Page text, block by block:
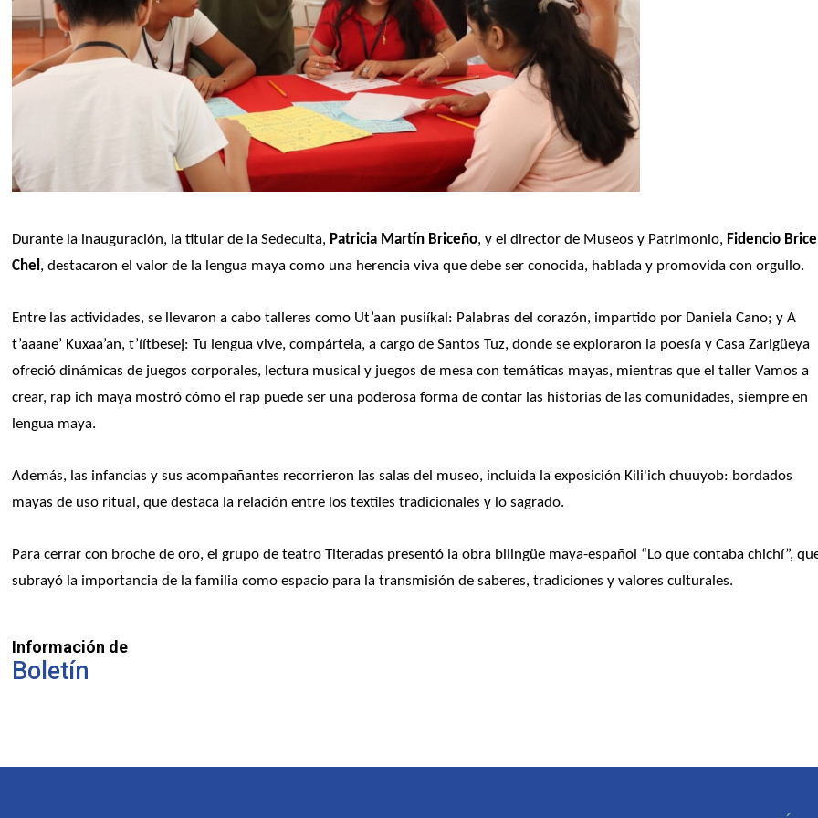
Durante la inauguración, la titular de la Sedeculta, Patricia Martín Briceño, y el director de Museos y Patrimonio, Fidencio
Chel, destacaron el valor de la lengua maya como una herencia viva que debe ser conocida, hablada y promovida con orgullo.
Entre las actividades, se llevaron a cabo talleres como Ut’aan pusiíkal: Palabras del corazón, impartido por Daniela Cano; y A
t’aaane’ Kuxaa’an, t’íítbesej: Tu lengua vive, compártela, a cargo de Santos Tuz, donde se exploraron la poesía y Casa Zarigüeya
ofreció dinámicas de juegos corporales, lectura musical y juegos de mesa con temáticas mayas, mientras que el taller Vamos a
crear, rap ich maya mostró cómo el rap puede ser una poderosa forma de contar las historias de las comunidades, siempre en
lengua maya.
Además, las infancias y sus acompañantes recorrieron las salas del museo, incluida la exposición Kili'ich chuuyob: bordados
mayas de uso ritual, que destaca la relación entre los textiles tradicionales y lo sagrado.
Para cerrar con broche de oro, el grupo de teatro Titeradas presentó la obra bilingüe maya-español “Lo que contaba chichí”,
subrayó la importancia de la familia como espacio para la transmisión de saberes, tradiciones y valores culturales.
Información de
Boletín